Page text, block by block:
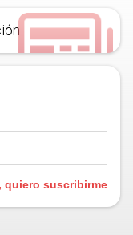
quiero suscribirme